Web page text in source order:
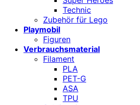
Technic
Zubehör für Lego
Playmobil
Figuren
Verbrauchsmaterial
Filament
PLA
PET-G
ASA
TPU